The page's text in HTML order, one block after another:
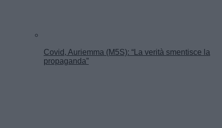
Covid, Auriemma (M5S): “La verità smentisce la
propaganda”